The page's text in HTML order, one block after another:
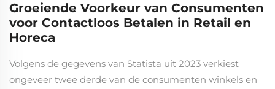
Groeiende Voorkeur van Consumenten
voor Contactloos Betalen in Retail en
Horeca
Volgens de gegevens van Statista uit 2023 verkiest
ongeveer twee derde van de consumenten winkels en